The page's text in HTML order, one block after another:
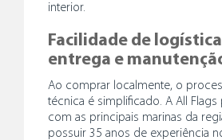
interior.
Facilidade de
entrega e
Ao comprar localmente, o
técnica é simplificado. A All Flags
com as principais marinas da
possuir 35 anos de experiência